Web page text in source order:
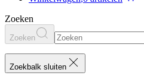
Zoeken
Zoeken
Zoekbalk sluiten